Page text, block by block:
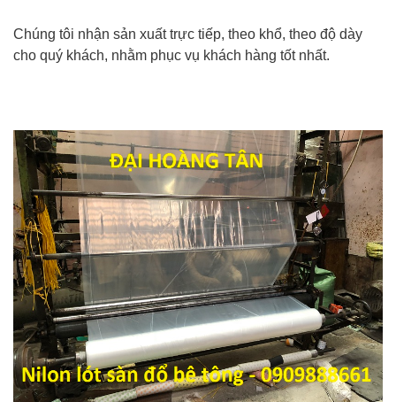
Chúng tôi nhận sản xuất trực tiếp, theo khổ, theo độ dày
cho quý khách, nhằm phục vụ khách hàng tốt nhất.